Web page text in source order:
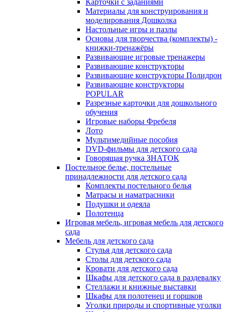
Карточки с заданиями
Материалы для конструирования и
моделирования Дошколка
Настольные игры и пазлы
Основы для творчества (комплекты) -
книжки-тренажёры
Развивающие игровые тренажеры
Развивающие конструкторы
Развивающие конструкторы Полидрон
Развивающие конструкторы
POPULAR
Разрезные карточки для дошкольного
обучения
Игровые наборы Фребеля
Лото
Мультимедийные пособия
DVD-фильмы для детского сада
Говорящая ручка ЗНАТОК
Постельное белье, постельные
принадлежности для детского сада
Комплекты постельного белья
Матрасы и наматрасники
Подушки и одеяла
Полотенца
Игровая мебель, игровая мебель для детского
сада
Мебель для детского сада
Стулья для детского сада
Столы для детского сада
Кровати для детского сада
Шкафы для детского сада в раздевалку
Стеллажи и книжные выставки
Шкафы для полотенец и горшков
Уголки природы и спортивные уголки